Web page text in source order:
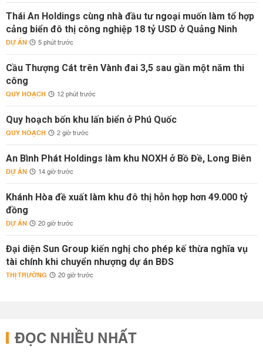
Thái An Holdings cùng nhà đầu tư ngoại muốn làm tổ hợp
cảng biển đô thị công nghiệp 18 tỷ USD ở Quảng Ninh
DỰ ÁN 5 phút trước
Cầu Thượng Cát trên Vành đai 3,5 sau gần một năm thi
công
QUY HOẠCH 12 phút trước
Quy hoạch bốn khu lấn biển ở Phú Quốc
QUY HOẠCH 2 giờ trước
An Bình Phát Holdings làm khu NOXH ở Bồ Đề, Long Biên
DỰ ÁN 14 giờ trước
Khánh Hòa đề xuất làm khu đô thị hỗn hợp hơn 49.000 tỷ
đồng
DỰ ÁN 20 giờ trước
Đại diện Sun Group kiến nghị cho phép kế thừa nghĩa vụ
tài chính khi chuyển nhượng dự án BĐS
THỊ TRƯỜNG 20 giờ trước
ĐỌC NHIỀU NHẤT